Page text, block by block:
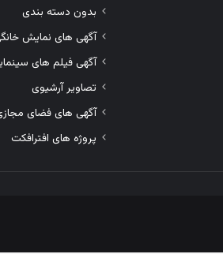
بدون دسته بندی
آگهی های نمایش
آگهی فیلم های
تصاویر آرشیوی
آگهی های فضای
پروژه های افترافکت